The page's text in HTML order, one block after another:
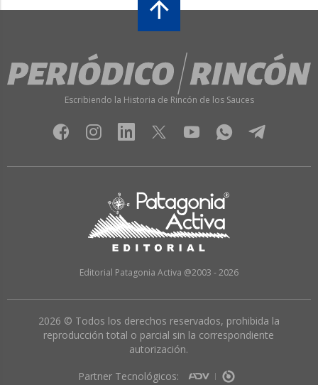
Escribiendo la Historia de Rincón de los Sauces
Editorial Patagonia Activa @2003 - 2026
2026 © Todos los derechos reservados, prohibida la
reproducción total o parcial sin la correspondiente
autorización.
Partner Tecnológicos: